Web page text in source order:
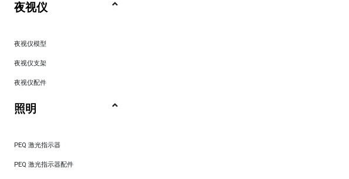
夜视仪
夜视仪模型
夜视仪支架
夜视仪配件
照明
PEQ 激光指示器
PEQ 激光指示器配件